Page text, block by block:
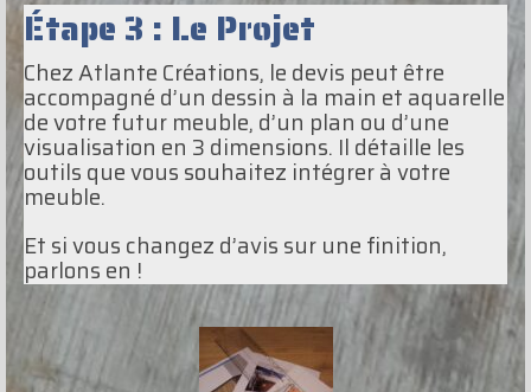
Étape 3 : Le Projet
Chez Atlante Créations, le devis peut être
accompagné d’un dessin à la main et aquarelle
de votre futur meuble, d’un plan ou d’une
visualisation en 3 dimensions. Il détaille les
outils que vous souhaitez intégrer à votre
meuble.
Et si vous changez d’avis sur une finition,
parlons en !